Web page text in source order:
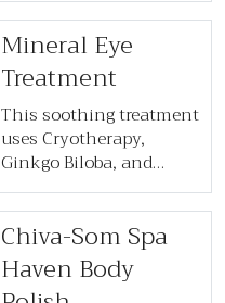
and wrinkles on the
face, neck and hands.
Mineral Eye
Treatment
This soothing treatment
uses Cryotherapy,
Ginkgo Biloba, and
advanced massage
techniques to lift, firm,
and refresh the eye area
while calming sensitive
skin around the eye
Chiva-Som Spa
Haven Body